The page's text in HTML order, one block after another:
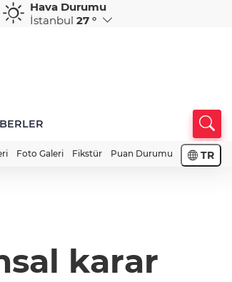
CHF
58,5456
CAD
33,9439
Hava Durumu
İstanbul 27 °
Foto Galeri Fikstür Puan Durumu TR
karar